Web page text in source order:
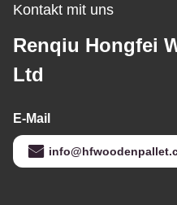
Kontakt mit uns
Renqiu Hongfei
Ltd
E-Mail